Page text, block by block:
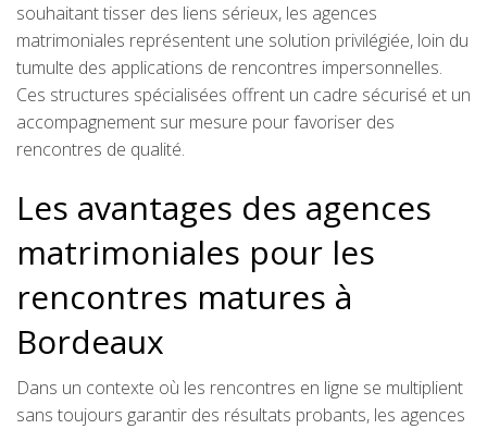
souhaitant tisser des liens sérieux, les agences
matrimoniales représentent une solution privilégiée, loin du
tumulte des applications de rencontres impersonnelles.
Ces structures spécialisées offrent un cadre sécurisé et un
accompagnement sur mesure pour favoriser des
rencontres de qualité.
Les avantages des agences
matrimoniales pour les
rencontres matures à
Bordeaux
Dans un contexte où les rencontres en ligne se multiplient
sans toujours garantir des résultats probants, les agences